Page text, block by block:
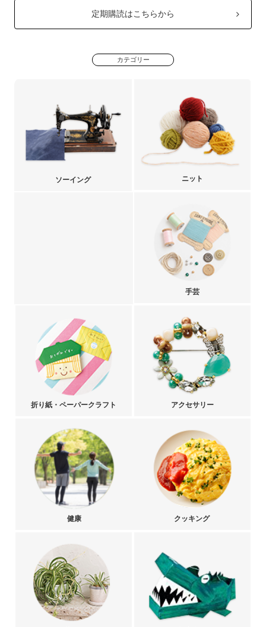
定期購読はこちらから
カテゴリー
ソーイング ニット
手芸
折り紙・ペーパークラフト アクセサリー
健康 クッキング